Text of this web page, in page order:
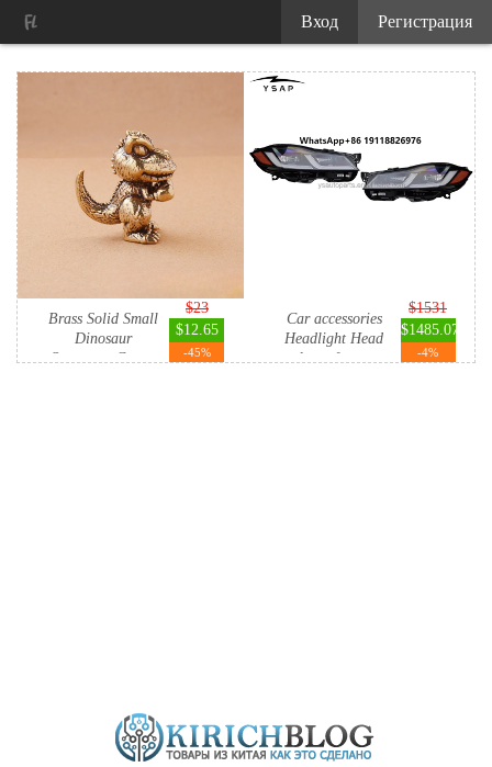
Brass Solid Small
Dinosaur
Ornament Crea...
$23
$12.65
-45%
Car accessories
Headlight Head
lamp for ...
$1531
$1485.07
-4%
Регистрация
Вход